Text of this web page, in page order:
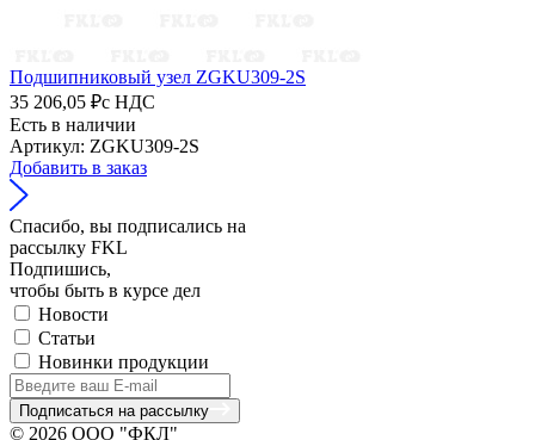
Подшипниковый узел ZGKU309-2S
35 206,05 ₽с НДС
Есть в наличии
Артикул: ZGKU309-2S
Добавить в заказ
Спасибо, вы подписались на
рассылку FKL
Подпишись,
чтобы быть в курсе дел
Новости
Статьи
Новинки продукции
Подписаться на рассылку
© 2026 ООО "ФКЛ"